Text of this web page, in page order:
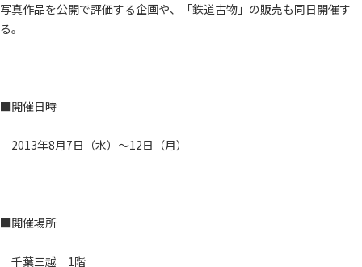
写真作品を公開で評価する企画や、「鉄道古物」の販売も同日開催す
る。
■開催日時
2013年8月7日（水）～12日（月）
■開催場所
千葉三越 1階